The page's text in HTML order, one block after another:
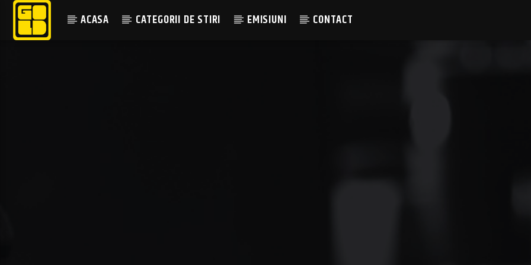
ACASA CATEGORII DE STIRI EMISIUNI CONTACT